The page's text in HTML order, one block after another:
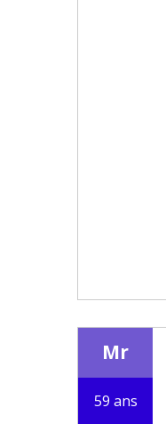
Mr
59 ans